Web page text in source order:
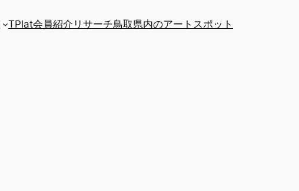
TPlat会員紹介 リサーチ鳥取県内のアートスポット